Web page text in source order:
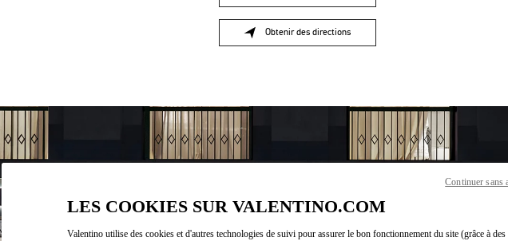
Obtenir des directions
Link Opens in New Tab
LES COOKIES SUR VALENTINO.COM
Valentino utilise des cookies et d'autres technologies de suivi pour assurer le bon fonctionnement du site (grâce à
Continuer sans